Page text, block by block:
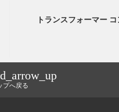
トランスフォーマー
プへ戻る